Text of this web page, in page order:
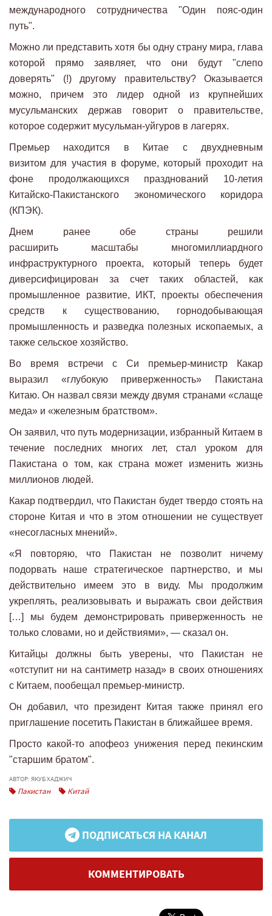
международного сотрудничества "Один пояс-один
путь".
Можно ли представить хотя бы одну страну мира, глава
которой прямо заявляет, что они будут "слепо
доверять" (!) другому правительству? Оказывается
можно, причем это лидер одной из крупнейших
мусульманских держав говорит о правительстве,
которое содержит мусульман-уйгуров в лагерях.
Премьер находится в Китае с двухдневным
визитом для участия в форуме, который проходит на
фоне продолжающихся празднований 10-летия
Китайско-Пакистанского экономического коридора
(КПЭК).
Днем ранее обе страны решили
расширить масштабы многомиллиардного
инфраструктурного проекта, который теперь будет
диверсифицирован за счет таких областей, как
промышленное развитие, ИКТ, проекты обеспечения
средств к существованию, горнодобывающая
промышленность и разведка полезных ископаемых, а
также сельское хозяйство.
Во время встречи с Си премьер-министр Какар
выразил «глубокую приверженность» Пакистана
Китаю. Он назвал связи между двумя странами «слаще
меда» и «железным братством».
Он заявил, что путь модернизации, избранный Китаем в
течение последних многих лет, стал уроком для
Пакистана о том, как страна может изменить жизнь
миллионов людей.
Какар подтвердил, что Пакистан будет твердо стоять на
стороне Китая и что в этом отношении не существует
«несогласных мнений».
«Я повторяю, что Пакистан не позволит ничему
подорвать наше стратегическое партнерство, и мы
действительно имеем это в виду. Мы продолжим
укреплять, реализовывать и выражать свои действия
[…] мы будем демонстрировать приверженность не
только словами, но и действиями», — сказал он.
Китайцы должны быть уверены, что Пакистан не
«отступит ни на сантиметр назад» в своих отношениях
с Китаем, пообещал премьер-министр.
Он добавил, что президент Китая также принял его
приглашение посетить Пакистан в ближайшее время.
Просто какой-то апофеоз унижения перед пекинским
"старшим братом".
АВТОР: ЯКУБ ХАДЖИЧ
Пакистан Китай
ПОДПИСАТЬСЯ НА КАНАЛ
КОММЕНТИРОВАТЬ